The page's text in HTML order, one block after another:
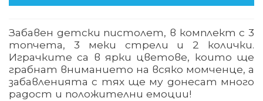
Забавен детски пистолет, в комплект с 3
топчета, 3 меки стрели и 2 колички.
Играчките са в ярки цветове, които ще
грабнат вниманието на всяко момченце, а
забавленията с тях ще му донесат много
радост и положителни емоции!